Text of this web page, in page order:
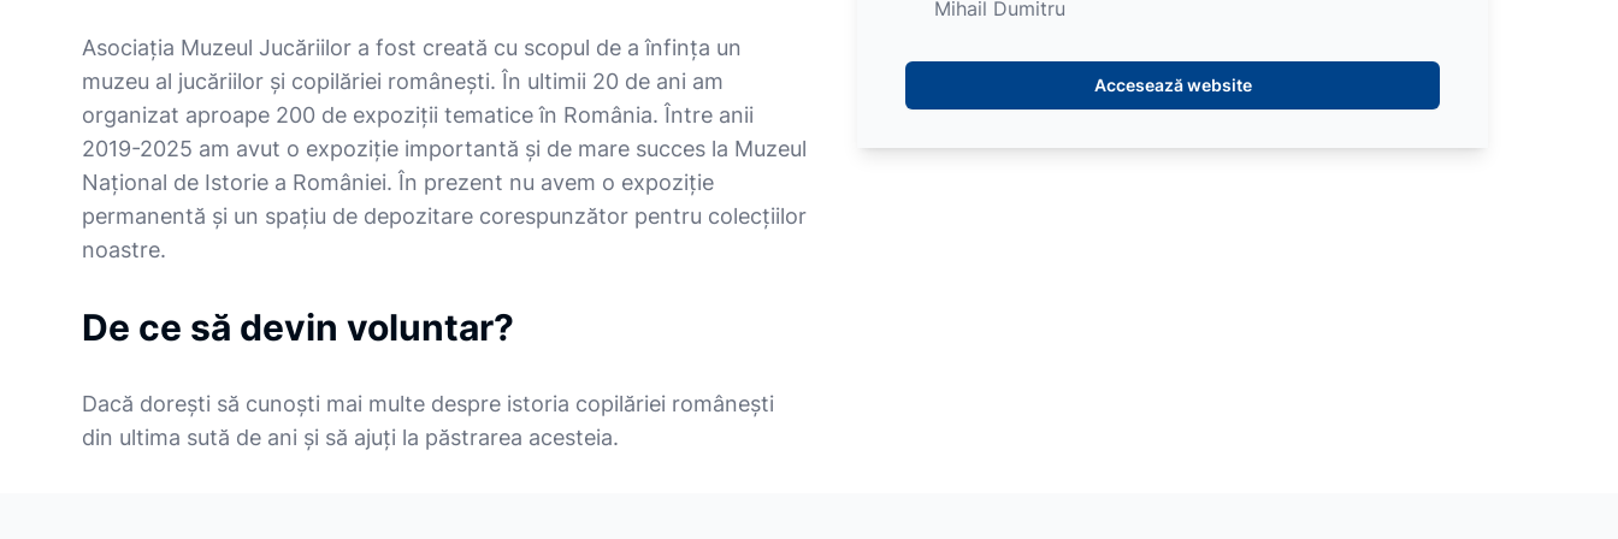
Asociația Muzeul Jucăriilor a fost creată cu scopul de a înfința un
muzeu al jucăriilor și copilăriei românești. În ultimii 20 de ani am
organizat aproape 200 de expoziții tematice în România. Între anii
2019-2025 am avut o expoziție importantă și de mare succes la Muzeul
Național de Istorie a României. În prezent nu avem o expoziție
permanentă și un spațiu de depozitare corespunzător pentru colecțiilor
noastre.
De ce să devin voluntar?
Dacă dorești să cunoști mai multe despre istoria copilăriei românești
din ultima sută de ani și să ajuți la păstrarea acesteia.
Mihail Dumitru
Accesează website